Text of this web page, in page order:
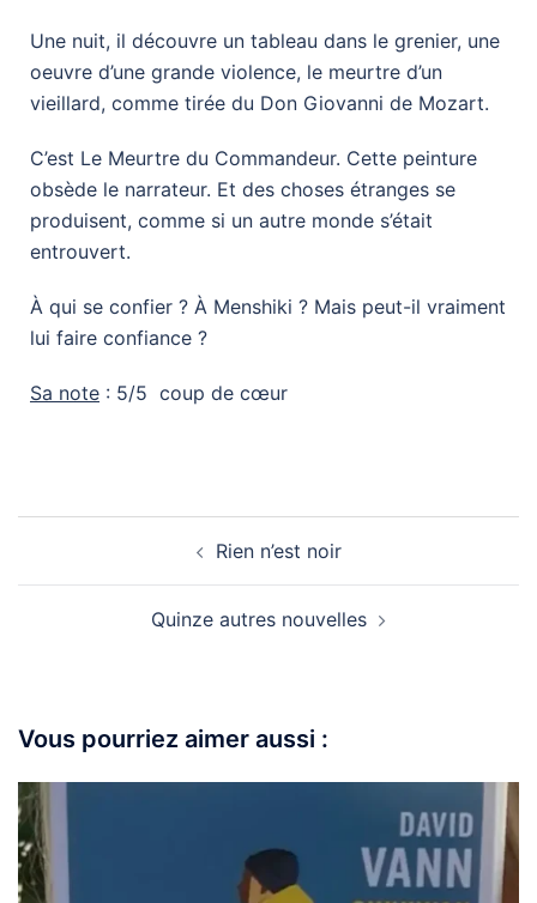
Une nuit, il découvre un tableau dans le grenier, une
oeuvre d’une grande violence, le meurtre d’un
vieillard, comme tirée du Don Giovanni de Mozart.
C’est Le Meurtre du Commandeur. Cette peinture
obsède le narrateur. Et des choses étranges se
produisent, comme si un autre monde s’était
entrouvert.
À qui se confier ? À Menshiki ? Mais peut-il vraiment
lui faire confiance ?
Sa note : 5/5 coup de cœur
Rien n’est noir
Quinze autres nouvelles
Vous pourriez aimer aussi :